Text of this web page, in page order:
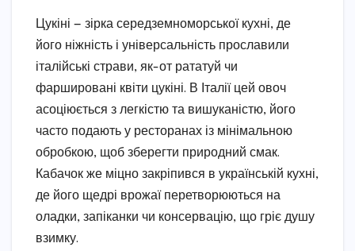
Цукіні — зірка середземноморської кухні, де
його ніжність і універсальність прославили
італійські страви, як-от рататуй чи
фаршировані квіти цукіні. В Італії цей овоч
асоціюється з легкістю та вишуканістю, його
часто подають у ресторанах із мінімальною
обробкою, щоб зберегти природний смак.
Кабачок же міцно закріпився в українській кухні,
де його щедрі врожаї перетворюються на
оладки, запіканки чи консервацію, що гріє душу
взимку.